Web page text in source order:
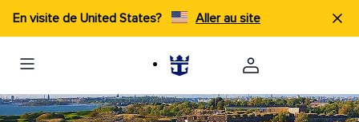
En visite de United States? Aller au site